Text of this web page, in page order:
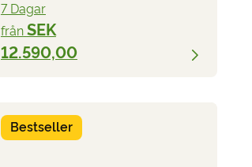
7 Dagar
från SEK
12.590,00
Bestseller